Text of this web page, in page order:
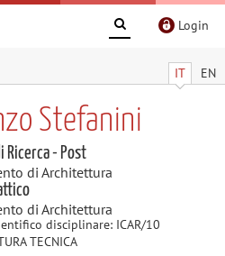
Login
IT EN
Stefanini
Ricerca - Post
di Architettura
di Architettura
disciplinare: ICAR/10
TECNICA